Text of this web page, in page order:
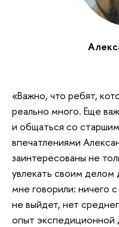
«Важно, что ребят,
реально много. Еще
и общаться со
впечатлениями
заинтересованы не
увлекать своим делом
мне говорили: ничего
не выйдет, нет
опыт экспедиционной